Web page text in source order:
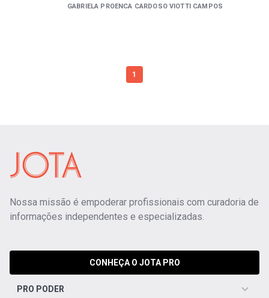
GABRIELA PROENCA CARDOSO VIOTTI CAMPOS
1
Nossa missão é empoderar profissionais com curadoria de
informações independentes e especializadas.
CONHEÇA O JOTA PRO
PRO PODER